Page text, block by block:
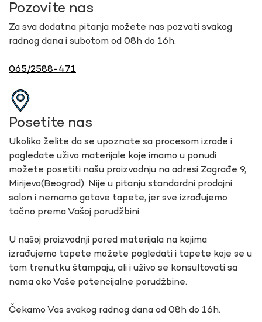
Pozovite nas
Za sva dodatna pitanja možete nas pozvati svakog
radnog dana i subotom od 08h do 16h.
065/2588-471
Posetite nas
Ukoliko želite da se upoznate sa procesom izrade i
pogledate uživo materijale koje imamo u ponudi
možete posetiti našu proizvodnju na adresi Zagrađe 9,
Mirijevo(Beograd). Nije u pitanju standardni prodajni
salon i nemamo gotove tapete, jer sve izrađujemo
tačno prema Vašoj porudžbini.
U našoj proizvodnji pored materijala na kojima
izrađujemo tapete možete pogledati i tapete koje se u
tom trenutku štampaju, ali i uživo se konsultovati sa
nama oko Vaše potencijalne porudžbine.
Čekamo Vas svakog radnog dana od 08h do 16h.